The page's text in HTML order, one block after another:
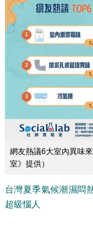
網友熱議6大室內異味
室》提供）
台灣夏季氣候潮濕悶
超級惱人